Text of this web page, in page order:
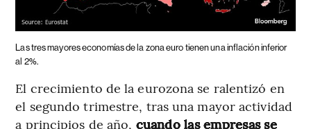
Las tres mayores economías de la zona euro tienen una inflación inferior
al 2%.
El crecimiento de la eurozona se ralentizó en
el segundo trimestre, tras una mayor actividad
a principios de año, cuando las empresas se